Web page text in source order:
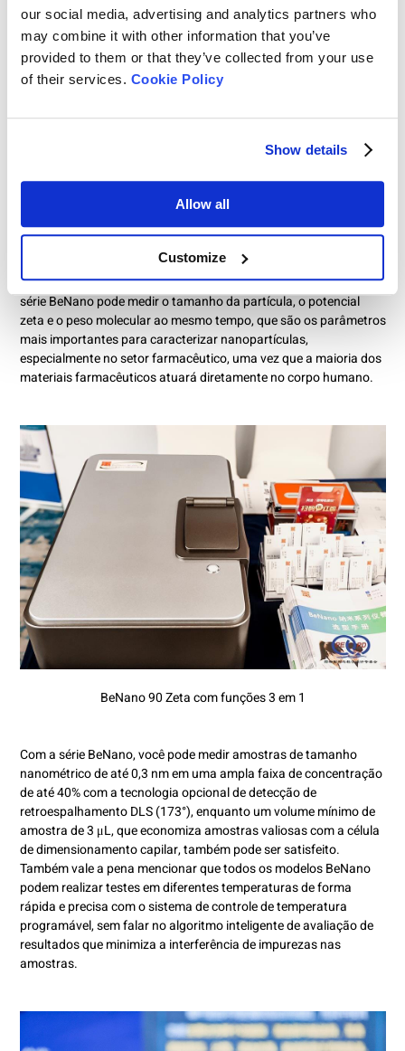
our social media, advertising and analytics partners who
may combine it with other information that you’ve
provided to them or that they’ve collected from your use
of their services. Cookie Policy
Show details
Allow all
Customize
Já para partículas menores existentes em emulsões e
suspensões, a série BeNano será o especialista em
Equipada com a nossa mais recente tecnologia de dispersão
dinâmica de luz e dispersão de luz de análise de fase (PALS), a
série BeNano pode medir o tamanho da partícula, o potencial
zeta e o peso molecular ao mesmo tempo, que são os parâmetros
mais importantes para caracterizar nanopartículas,
especialmente no setor farmacêutico, uma vez que a maioria dos
materiais farmacêuticos atuará diretamente no corpo humano.
BeNano 90 Zeta com funções 3 em 1
Com a série BeNano, você pode medir amostras de tamanho
nanométrico de até 0,3 nm em uma ampla faixa de concentração
de até 40% com a tecnologia opcional de detecção de
retroespalhamento DLS (173°), enquanto um volume mínimo de
amostra de 3 μL, que economiza amostras valiosas com a célula
de dimensionamento capilar, também pode ser satisfeito.
Também vale a pena mencionar que todos os modelos BeNano
podem realizar testes em diferentes temperaturas de forma
rápida e precisa com o sistema de controle de temperatura
programável, sem falar no algoritmo inteligente de avaliação de
resultados que minimiza a interferência de impurezas nas
amostras.